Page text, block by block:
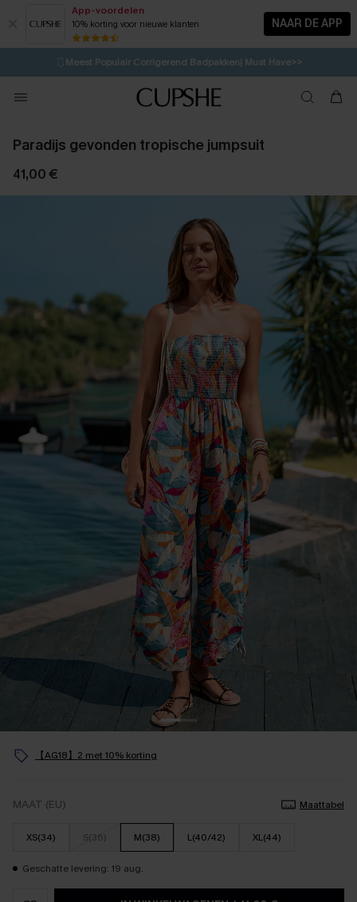
App-voordelen
10% korting voor nieuwe klanten NAAR DE APP
⚡️LAATSTE KANS | Tot 50% korting>>
🩱Meest Populair Corrigerend Badpakken| Must Have>>
💌Abonneer je & ontvang tot 15% korting>>
Koop 3, krijg 15% korting | CODE: SW15
Paradijs gevonden tropische jumpsuit
41,00 €
【AG18】2 met 10% korting
MAAT (EU) Maattabel
XS(34) S(36) M(38) L(40/42) XL(44)
Geschatte levering: 19 aug.